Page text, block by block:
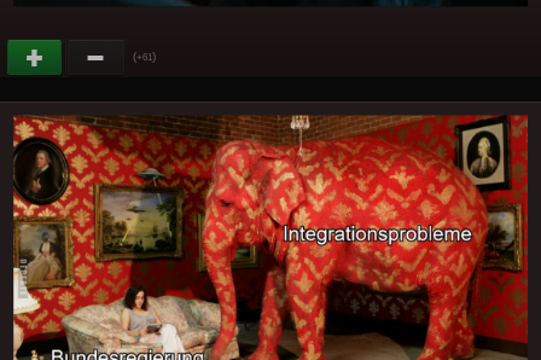
(+61)